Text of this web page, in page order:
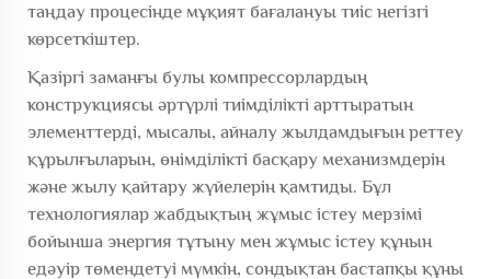
таңдау процесінде мұқият бағалануы тиіс негізгі
көрсеткіштер.
Қазіргі заманғы булы компрессорлардың
конструкциясы әртүрлі тиімділікті арттыратын
элементтерді, мысалы, айналу жылдамдығын реттеу
құрылғыларын, өнімділікті басқару механизмдерін
және жылу қайтару жүйелерін қамтиды. Бұл
технологиялар жабдықтың жұмыс істеу мерзімі
бойынша энергия тұтыну мен жұмыс істеу құнын
едәуір төмендетуі мүмкін, сондықтан бастапқы құны